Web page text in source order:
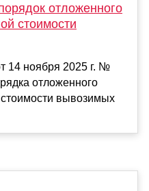
отложенного
стоимости
14 ноября 2025 г. №
отложенного
вывозимых